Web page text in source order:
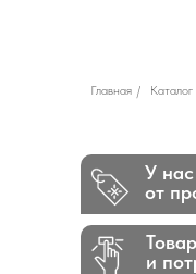
Главная / Каталог
и
У
от